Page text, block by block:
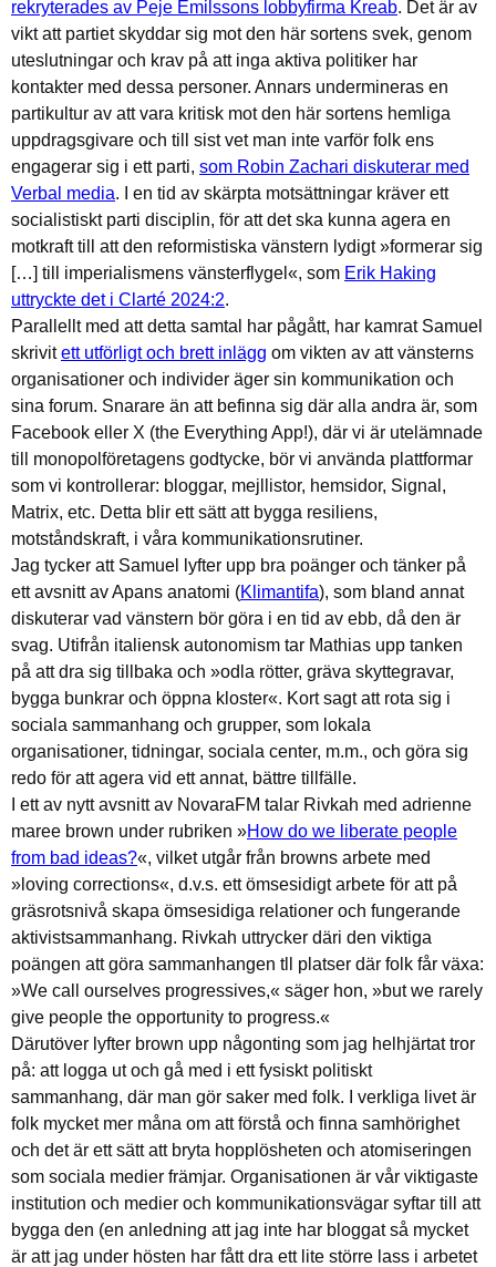
rekryterades av Peje Emilssons lobbyfirma Kreab. Det är av
vikt att partiet skyddar sig mot den här sortens svek, genom
uteslutningar och krav på att inga aktiva politiker har
kontakter med dessa personer. Annars undermineras en
partikultur av att vara kritisk mot den här sortens hemliga
uppdragsgivare och till sist vet man inte varför folk ens
engagerar sig i ett parti, som Robin Zachari diskuterar med
Verbal media. I en tid av skärpta motsättningar kräver ett
socialistiskt parti disciplin, för att det ska kunna agera en
motkraft till att den reformistiska vänstern lydigt »formerar sig
[…] till imperialismens vänsterflygel«, som Erik Haking
uttryckte det i Clarté 2024:2.
Parallellt med att detta samtal har pågått, har kamrat Samuel
skrivitett utförligt och brett inlägg om vikten av att vänsterns
organisationer och individer äger sin kommunikation och
sina forum. Snarare än att befinna sig där alla andra är, som
Facebook eller X (the Everything App!), där vi är utelämnade
till monopolföretagens godtycke, bör vi använda plattformar
som vi kontrollerar: bloggar, mejllistor, hemsidor, Signal,
Matrix, etc. Detta blir ett sätt att bygga resiliens,
motståndskraft, i våra kommunikationsrutiner.
Jag tycker att Samuel lyfter upp bra poänger och tänker på
ett avsnitt av Apans anatomi (Klimantifa), som bland annat
diskuterar vad vänstern bör göra i en tid av ebb, då den är
svag. Utifrån italiensk autonomism tar Mathias upp tanken
på att dra sig tillbaka och »odla rötter, gräva skyttegravar,
bygga bunkrar och öppna kloster«. Kort sagt att rota sig i
sociala sammanhang och grupper, som lokala
organisationer, tidningar, sociala center, m.m., och göra sig
redo för att agera vid ett annat, bättre tillfälle.
I ett av nytt avsnitt av NovaraFM talar Rivkah med adrienne
maree brown under rubriken »How do we liberate people
from bad ideas?«, vilket utgår från browns arbete med
»loving corrections«, d.v.s. ett ömsesidigt arbete för att på
gräsrotsnivå skapa ömsesidiga relationer och fungerande
aktivistsammanhang. Rivkah uttrycker däri den viktiga
poängen att göra sammanhangen tll platser där folk får växa:
»We call ourselves progressives,« säger hon, »but we rarely
give people the opportunity to progress.«
Därutöver lyfter brown upp någonting som jag helhjärtat tror
på: att logga ut och gå med i ett fysiskt politiskt
sammanhang, där man gör saker med folk. I verkliga livet är
folk mycket mer måna om att förstå och finna samhörighet
och det är ett sätt att bryta hopplösheten och atomiseringen
som sociala medier främjar. Organisationen är vår viktigaste
institution och medier och kommunikationsvägar syftar till att
bygga den (en anledning att jag inte har bloggat så mycket
är att jag under hösten har fått dra ett lite större lass i arbetet